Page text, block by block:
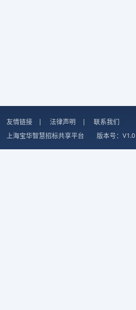
友情链接 | 法律声明 |
联系我们
上海宝华智慧招标共享平台
版本号：V1.0